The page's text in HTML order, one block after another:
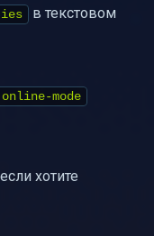
в текстовом
online-mode
хотите